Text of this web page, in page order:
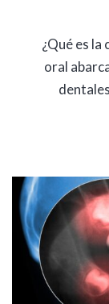
¿Qué es
oral